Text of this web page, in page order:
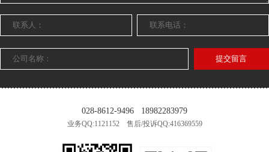
提交留言
028-8612-9496 18982283979
业务QQ:1121152 售后/投诉QQ:416369559